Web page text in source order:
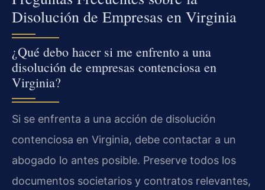
Disolución de Empresas en Virginia
¿Qué debo hacer si me enfrento a una
disolución de empresas contenciosa en
Virginia?
Si se enfrenta a una acción de disolución
contenciosa en Virginia, debe contactar a un
abogado lo antes posible. Preserve todos los
documentos societarios y contratos relevantes,